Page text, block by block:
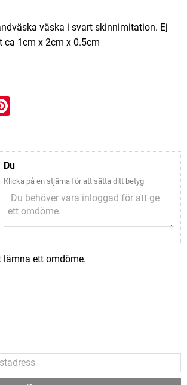
väska i svart skinnimitation. Ej
ca 1cm x 2cm x 0.5cm
Du
Klicka på en stjärna för att sätta ditt betyg
lämna ett omdöme.